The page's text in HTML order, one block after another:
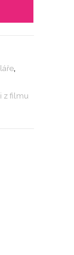
,
z filmu